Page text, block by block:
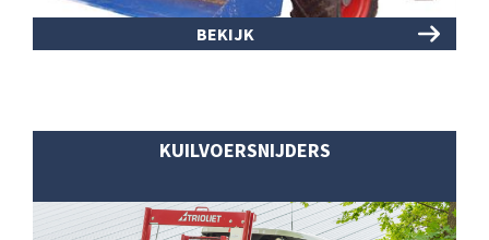
BEKIJK
KUILVOERSNIJDERS